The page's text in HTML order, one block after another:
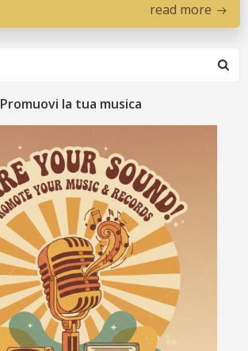
read more
Promuovi la tua musica